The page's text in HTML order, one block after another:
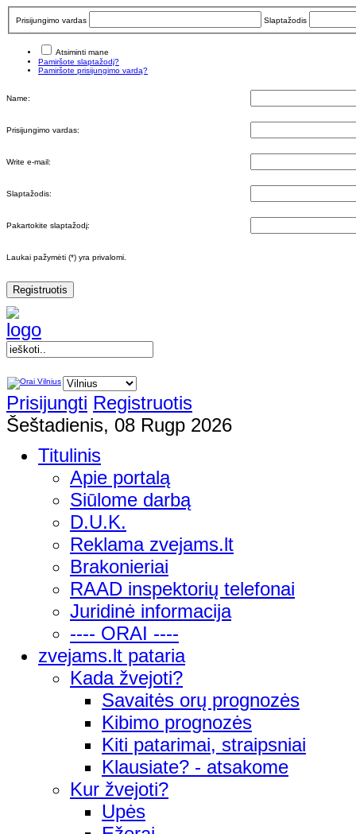
Prisijungimo vardas Slaptažodis
Atsiminti mane
Pamiršote slaptažodį?
Pamiršote prisijungimo vardą?
Name:
Prisijungimo vardas:
Write e-mail:
Slaptažodis:
Pakartokite slaptažodį:
Laukai pažymėti (*) yra privalomi.
Registruotis
Prisijungti Registruotis
Šeštadienis, 08 Rugp 2026
Titulinis
Apie portalą
Siūlome darbą
D.U.K.
Reklama zvejams.lt
Brakonieriai
RAAD inspektorių telefonai
Juridinė informacija
---- ORAI ----
zvejams.lt pataria
Kada žvejoti?
Savaitės orų prognozės
Kibimo prognozės
Kiti patarimai, straipsniai
Klausiate? - atsakome
Kur žvejoti?
Upės